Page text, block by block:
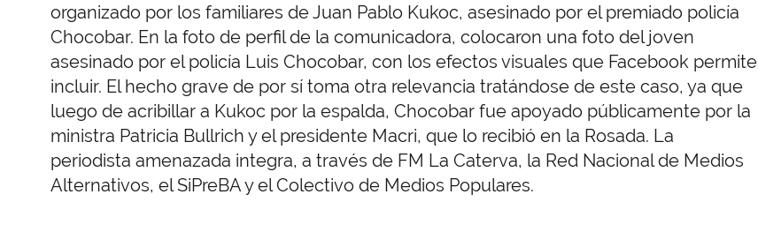
organizado por los familiares de Juan Pablo Kukoc, asesinado por el premiado policía
Chocobar. En la foto de perfil de la comunicadora, colocaron una foto del joven
asesinado por el policía Luis Chocobar, con los efectos visuales que Facebook permite
incluir. El hecho grave de por sí toma otra relevancia tratándose de este caso, ya que
luego de acribillar a Kukoc por la espalda, Chocobar fue apoyado públicamente por la
ministra Patricia Bullrich y el presidente Macri, que lo recibió en la Rosada. La
periodista amenazada integra, a través de FM La Caterva, la Red Nacional de Medios
Alternativos, el SiPreBA y el Colectivo de Medios Populares.